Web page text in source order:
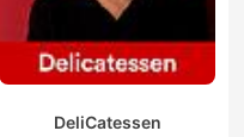
DeliCatessen